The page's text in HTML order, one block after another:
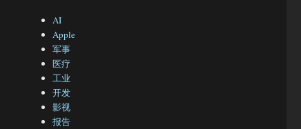
AI
Apple
军事
医疗
工业
开发
影视
报告